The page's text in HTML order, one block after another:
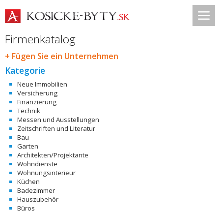
Firmenkatalog
+ Fügen Sie ein Unternehmen
Kategorie
Neue Immobilien
Versicherung
Finanzierung
Technik
Messen und Ausstellungen
Zeitschriften und Literatur
Bau
Garten
Architekten/Projektante
Wohndienste
Wohnungsinterieur
Küchen
Badezimmer
Hauszubehör
Büros